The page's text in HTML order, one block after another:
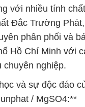
với nhiều tính
Đắc Trường
phân phối và
Hồ Chí Minh với
chuyên nghiệp.
và sự độc đáo
/ MgSO4:**